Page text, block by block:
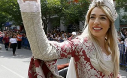
Spor
Yaşam
Gizlilik Sözleşmesi